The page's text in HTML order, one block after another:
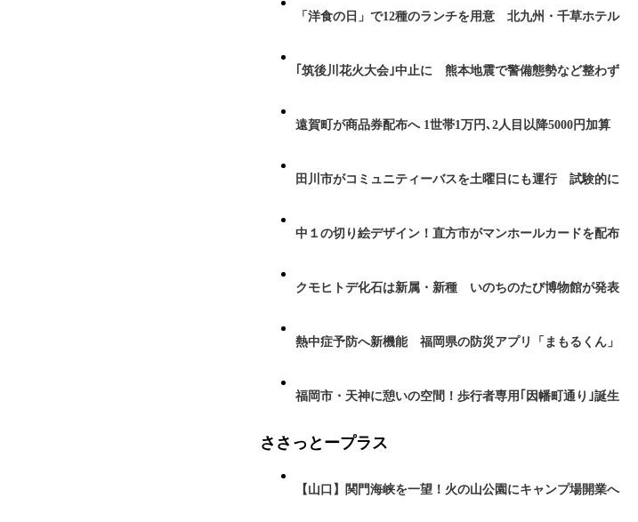
「洋食の日」で12種のランチを用意 北九州・千草ホテル
｢筑後川花火大会｣中止に 熊本地震で警備態勢など整わず
遠賀町が商品券配布へ 1世帯1万円､2人目以降5000円加算
田川市がコミュニティーバスを土曜日にも運行 試験的に
中１の切り絵デザイン！直方市がマンホールカードを配布
クモヒトデ化石は新属・新種 いのちのたび博物館が発表
熱中症予防へ新機能 福岡県の防災アプリ「まもるくん」
福岡市・天神に憩いの空間！歩行者専用｢因幡町通り｣誕生
ささっとープラス
【山口】関門海峡を一望！火の山公園にキャンプ場開業へ